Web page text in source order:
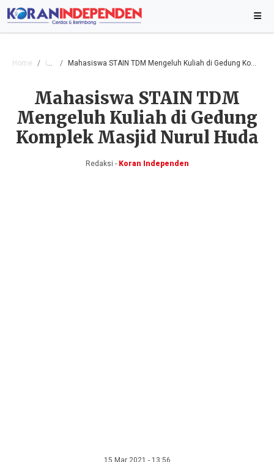
Home Mahasiswa STAIN TDM Mengeluh Kuliah di Gedung Komplek Masjid Nurul Huda
Mahasiswa STAIN TDM
Mengeluh Kuliah di Gedung
Komplek Masjid Nurul Huda
Redaksi -Koran Independen
15 Mar 2021 - 13:56